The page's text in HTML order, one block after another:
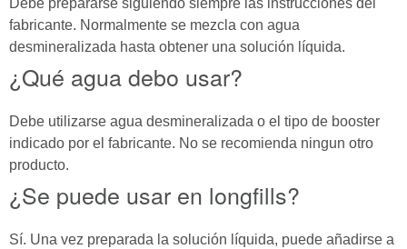
fabricante. Normalmente se mezcla con agua
desmineralizada hasta obtener una solución líquida.
¿Qué agua debo usar?
Debe utilizarse agua desmineralizada o el tipo de booster
indicado por el fabricante. No se recomienda ningun otro
producto.
¿Se puede usar en longfills?
Sí. Una vez preparada la solución líquida, puede añadirse a